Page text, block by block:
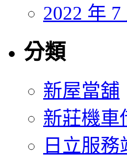
2022 年 7
分類
新屋當舖
新莊機車
日立服務